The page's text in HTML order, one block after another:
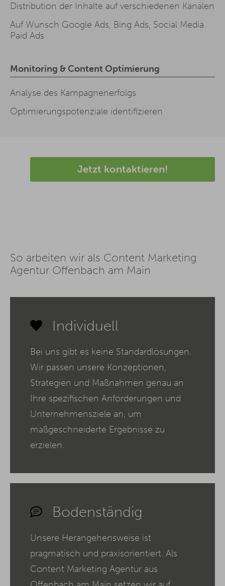
Distribution der Inhalte auf verschiedenen Kanälen
Auf Wunsch Google Ads, Bing Ads, Social Media
Paid Ads
Monitoring & Content Optimierung
Analyse des Kampagnenerfolgs
Optimierungspotenziale identifizieren
Jetzt kontaktieren!
So arbeiten wir als Content Marketing
Agentur Offenbach am Main
Individuell
Bei uns gibt es keine Standardlösungen.
Wir passen unsere Konzeptionen,
Strategien und Maßnahmen genau an
Ihre spezifischen Anforderungen und
Unternehmensziele an, um
maßgeschneiderte Ergebnisse zu
erzielen.
Bodenständig
Unsere Herangehensweise ist
pragmatisch und praxisorientiert. Als
Content Marketing Agentur aus